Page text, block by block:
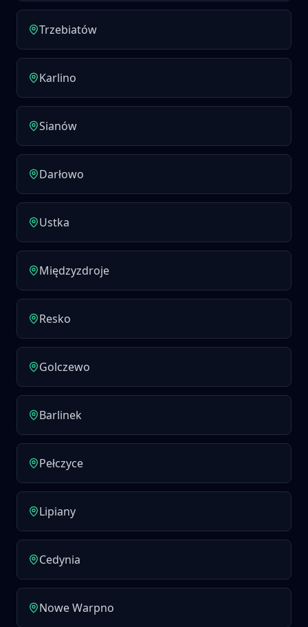
Trzebiatów
Karlino
Sianów
Darłowo
Ustka
Międzyzdroje
Resko
Golczewo
Barlinek
Pełczyce
Lipiany
Cedynia
Nowe Warpno